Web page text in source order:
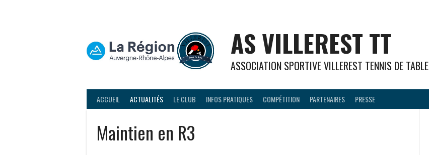
AS VILLEREST TT
ASSOCIATION SPORTIVE VILLEREST TENNIS DE TABLE
ACCUEIL ACTUALITÉS LE CLUB INFOS PRATIQUES COMPÉTITION PARTENAIRES PRESSE
Maintien en R3